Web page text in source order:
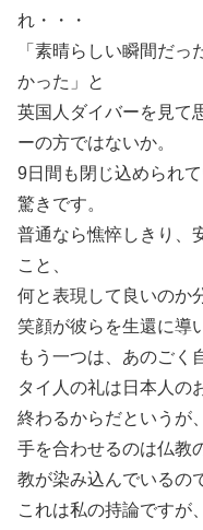
れ・・・
「素晴らしい瞬間だ
かった」と
英国人ダイバーを見て
ーの方ではないか。
9日間も閉じ込められ
驚きです。
普通なら憔悴しきり、
こと、
何と表現して良いのか
笑顔が彼らを生還に導
もう一つは、あのごく
タイ人の礼は日本人の
終わるからだというが、
手を合わせるのは仏教
教が染み込んでいるの
これは私の持論ですが